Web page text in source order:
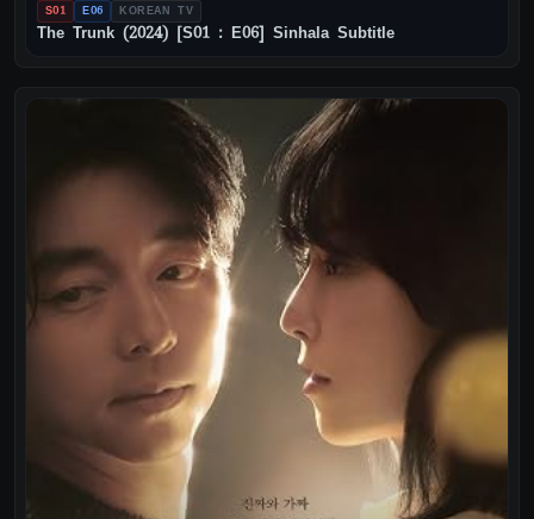
S01 E06 KOREAN TV
The Trunk (2024) [S01 : E06] Sinhala Subtitle